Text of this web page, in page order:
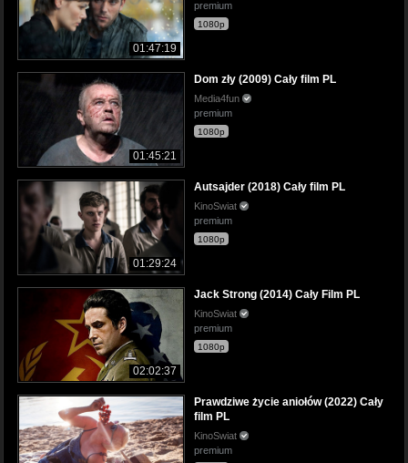
01:47:19
premium
1080p
01:45:21
Dom zły (2009) Cały film PL
Media4fun
premium
1080p
01:29:24
Autsajder (2018) Cały film PL
KinoSwiat
premium
1080p
02:02:37
Jack Strong (2014) Cały Film PL
KinoSwiat
premium
1080p
Prawdziwe życie aniołów (2022) Cały
film PL
KinoSwiat
premium